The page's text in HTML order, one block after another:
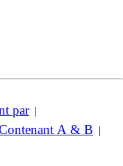
par|
A & B |